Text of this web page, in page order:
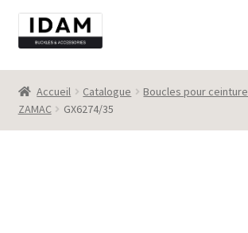
Aller
à
Aller
au
Catalogue
New
Accueil Catalogue Boucles pour ceinture
ZAMAC
GX6274/35